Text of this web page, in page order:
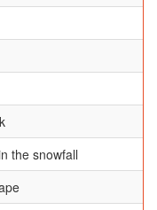
the snowfall